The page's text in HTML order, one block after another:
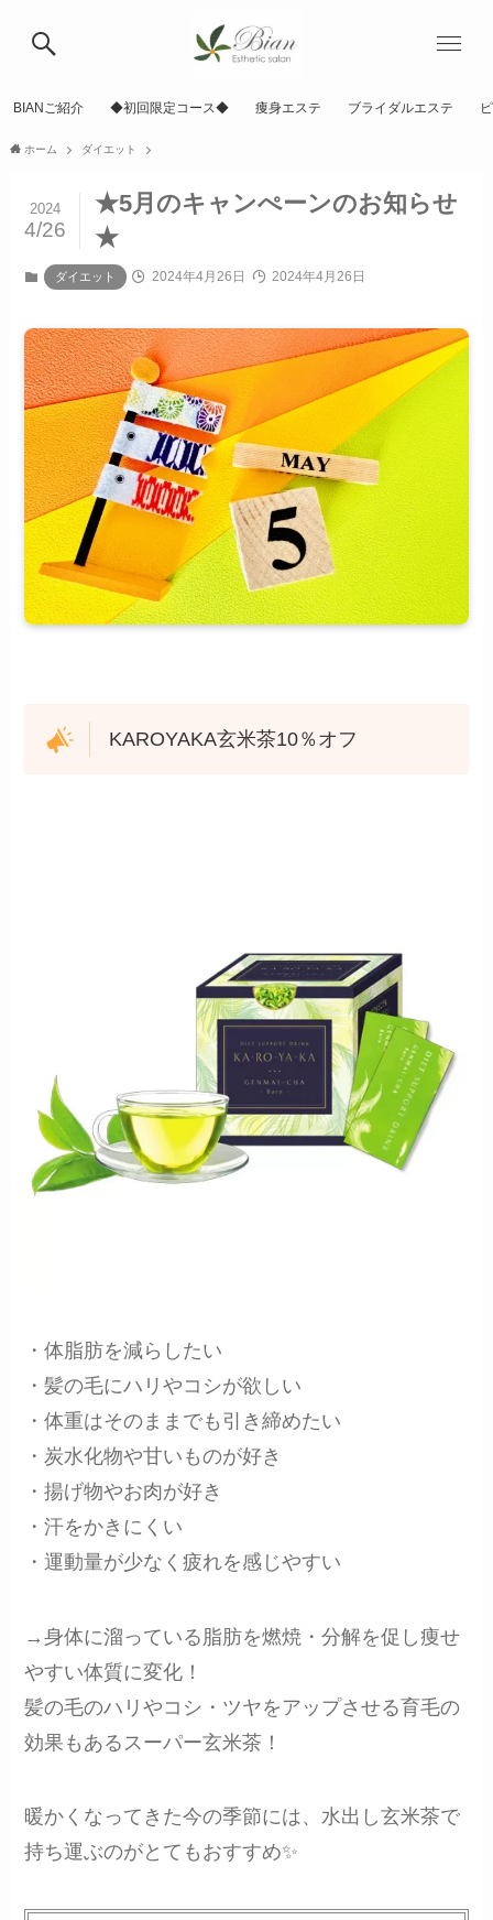
BIANご紹介 ◆初回限定コース◆ 痩身エステ ブライダルエステ
ホーム ダイエット
★5月のキャンぺーンのお知らせ
★
2024
4/26
ダイエット 2024年4月26日 2024年4月26日
KAROYAKA玄米茶10％オフ
・体脂肪を減らしたい
・髪の毛にハリやコシが欲しい
・体重はそのままでも引き締めたい
・炭水化物や甘いものが好き
・揚げ物やお肉が好き
・汗をかきにくい
・運動量が少なく疲れを感じやすい
→身体に溜っている脂肪を燃焼・分解を促し痩せ
やすい体質に変化！
髪の毛のハリやコシ・ツヤをアップさせる育毛の
効果もあるスーパー玄米茶！
暖かくなってきた今の季節には、水出し玄米茶で
持ち運ぶのがとてもおすすめ✨